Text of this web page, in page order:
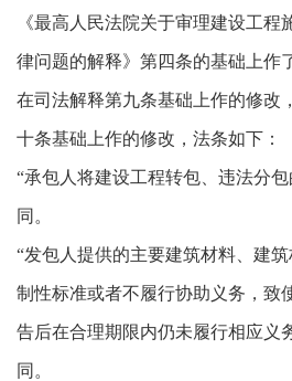
《最高人民法院关于审理建设工
律问题的解释》第四条的基础上作
在司法解释第九条基础上作的修改
十条基础上作的修改，法条如下：
“承包人将建设工程转包、违法分
同。
“发包人提供的主要建筑材料、建
制性标准或者不履行协助义务，致
告后在合理期限内仍未履行相应义
同。